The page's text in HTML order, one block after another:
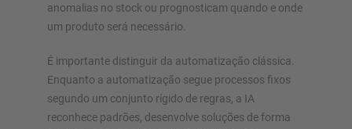
anomalias no stock ou prognosticam quando e onde
um produto será necessário.
É importante distinguir da automatização clássica.
Enquanto a automatização segue processos fixos
segundo um conjunto rígido de regras, a IA
reconhece padrões, desenvolve soluções de forma